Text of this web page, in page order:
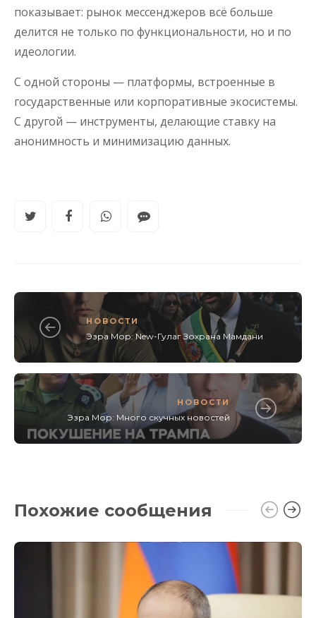
показывает: рынок мессенджеров всё больше
делится не только по функциональности, но и по
идеологии.
С одной стороны — платформы, встроенные в
государственные или корпоративные экосистемы.
С другой — инструменты, делающие ставку на
анонимность и минимизацию данных.
НОВОСТИ
Эзра Мор: New-Гулаг Зохрана Мамдани
НОВОСТИ
Эзра Мор: Много скучных новостей
Похожие сообщения